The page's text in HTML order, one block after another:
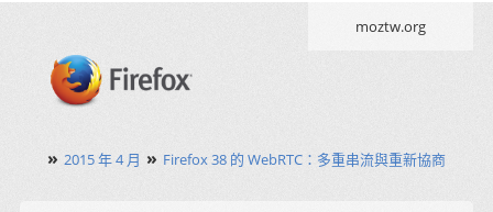
moztw.org
» 2015 年 4 月 » Firefox 38 的 WebRTC：多重串流與重新協商